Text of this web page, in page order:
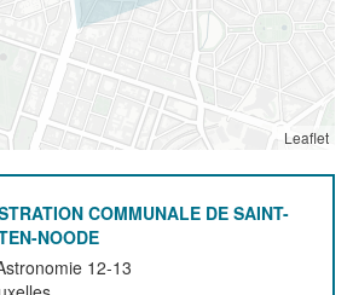
Leaflet
COMMUNALE DE SAINT-
NOODE
12-13